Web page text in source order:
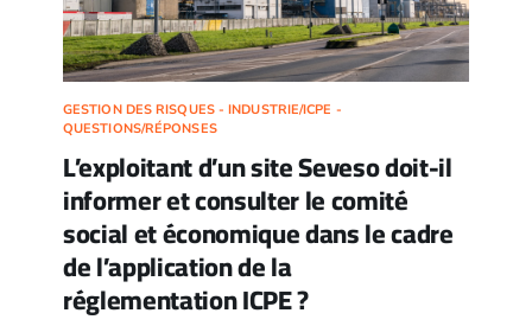
GESTION DES RISQUES - INDUSTRIE/ICPE -
QUESTIONS/RÉPONSES
L’exploitant d’un site Seveso doit-il
informer et consulter le comité
social et économique dans le cadre
de l’application de la
réglementation ICPE ?